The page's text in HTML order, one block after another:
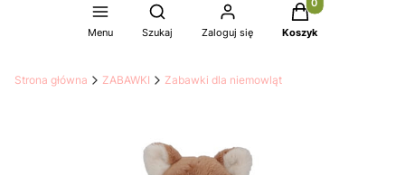
Menu
Otwórz wyszukiwarkę
Szukaj Zaloguj się
Produkty w
Koszyk
Strona główna ZABAWKI Zabawki dla niemowląt